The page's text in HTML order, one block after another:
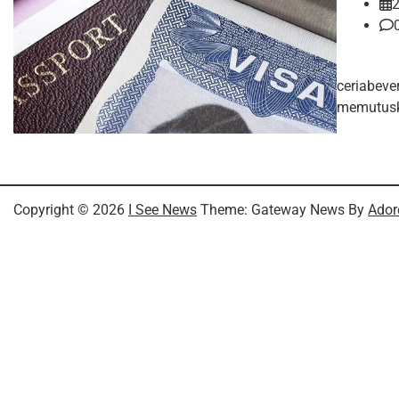
Copyright © 2026 I See News Theme: Gateway News By